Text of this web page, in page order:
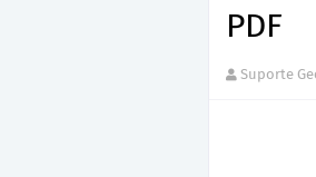
PDF
Suporte